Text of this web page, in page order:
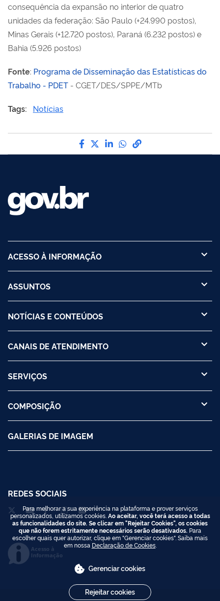
consequência da expansão no interior de quatro
unidades da federação: São Paulo (+24.990 postos),
Minas Gerais (+12.720 postos), Paraná (6.232 postos) e
Bahia (5.926 postos)
Fonte: Programa de Disseminação das Estatísticas do
Trabalho - PDET - CGET/DES/SPPE/MTb
Tags: Notícias
Compartilhe por Facebook
Compartilhe por Twitter
Compartilhe por
Compartilhe por
link para Copiar
ACESSO À INFORMAÇÃO
ASSUNTOS
NOTÍCIAS E CONTEÚDOS
CANAIS DE ATENDIMENTO
SERVIÇOS
COMPOSIÇÃO
GALERIAS DE IMAGEM
REDES SOCIAIS
Acesso à
Informação
Para melhorar a sua experiência na plataforma e prover serviços
personalizados, utilizamos cookies. Ao aceitar, você terá acesso a todas
as funcionalidades do site. Se clicar em "Rejeitar Cookies", os cookies
que não forem estritamente necessários serão desativados. Para
escolher quais quer autorizar, clique em "Gerenciar cookies". Saiba mais
em nossa Declaração de Cookies.
Gerenciar cookies
Rejeitar cookies